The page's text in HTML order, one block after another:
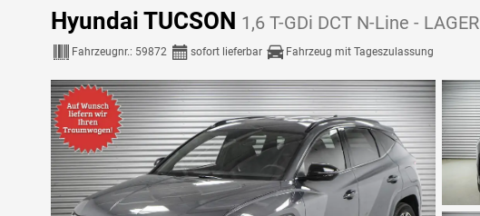
Hyundai TUCSON 1,6 T-GDi DCT N-Line - LAGER
Fahrzeugnr.: 59872 sofort lieferbar Fahrzeug mit Tageszulassung